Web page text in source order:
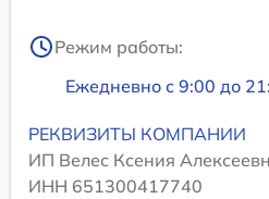
Режим работы:
Ежедневно с 9:00 до
РЕКВИЗИТЫ КОМПАНИИ
ИП Велес Ксения
ИНН 651300417740